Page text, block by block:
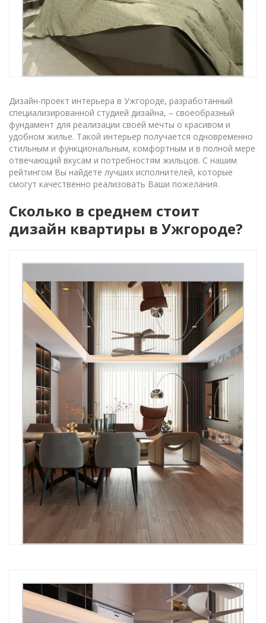
Дизайн-проект интерьера в Ужгороде, разработанный
специализированной студией дизайна, – своеобразный
фундамент для реализации своей мечты о красивом и
удобном жилье. Такой интерьер получается одновременно
стильным и функциональным, комфортным и в полной мере
отвечающий вкусам и потребностям жильцов. С нашим
рейтингом Вы найдете лучших исполнителей, которые
смогут качественно реализовать Ваши пожелания.
Сколько в среднем стоит
дизайн квартиры в Ужгороде?